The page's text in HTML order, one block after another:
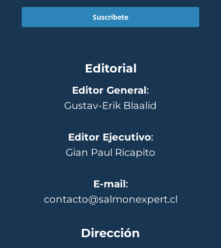
Suscríbete
Editorial
Editor General:
Gustav-Erik Blaalid
Editor Ejecutivo:
Gian Paul Ricapito
E-mail:
contacto@salmonexpert.cl
Dirección